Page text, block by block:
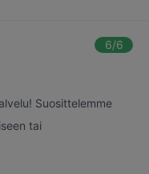
6/6
Suosittelemme
tai